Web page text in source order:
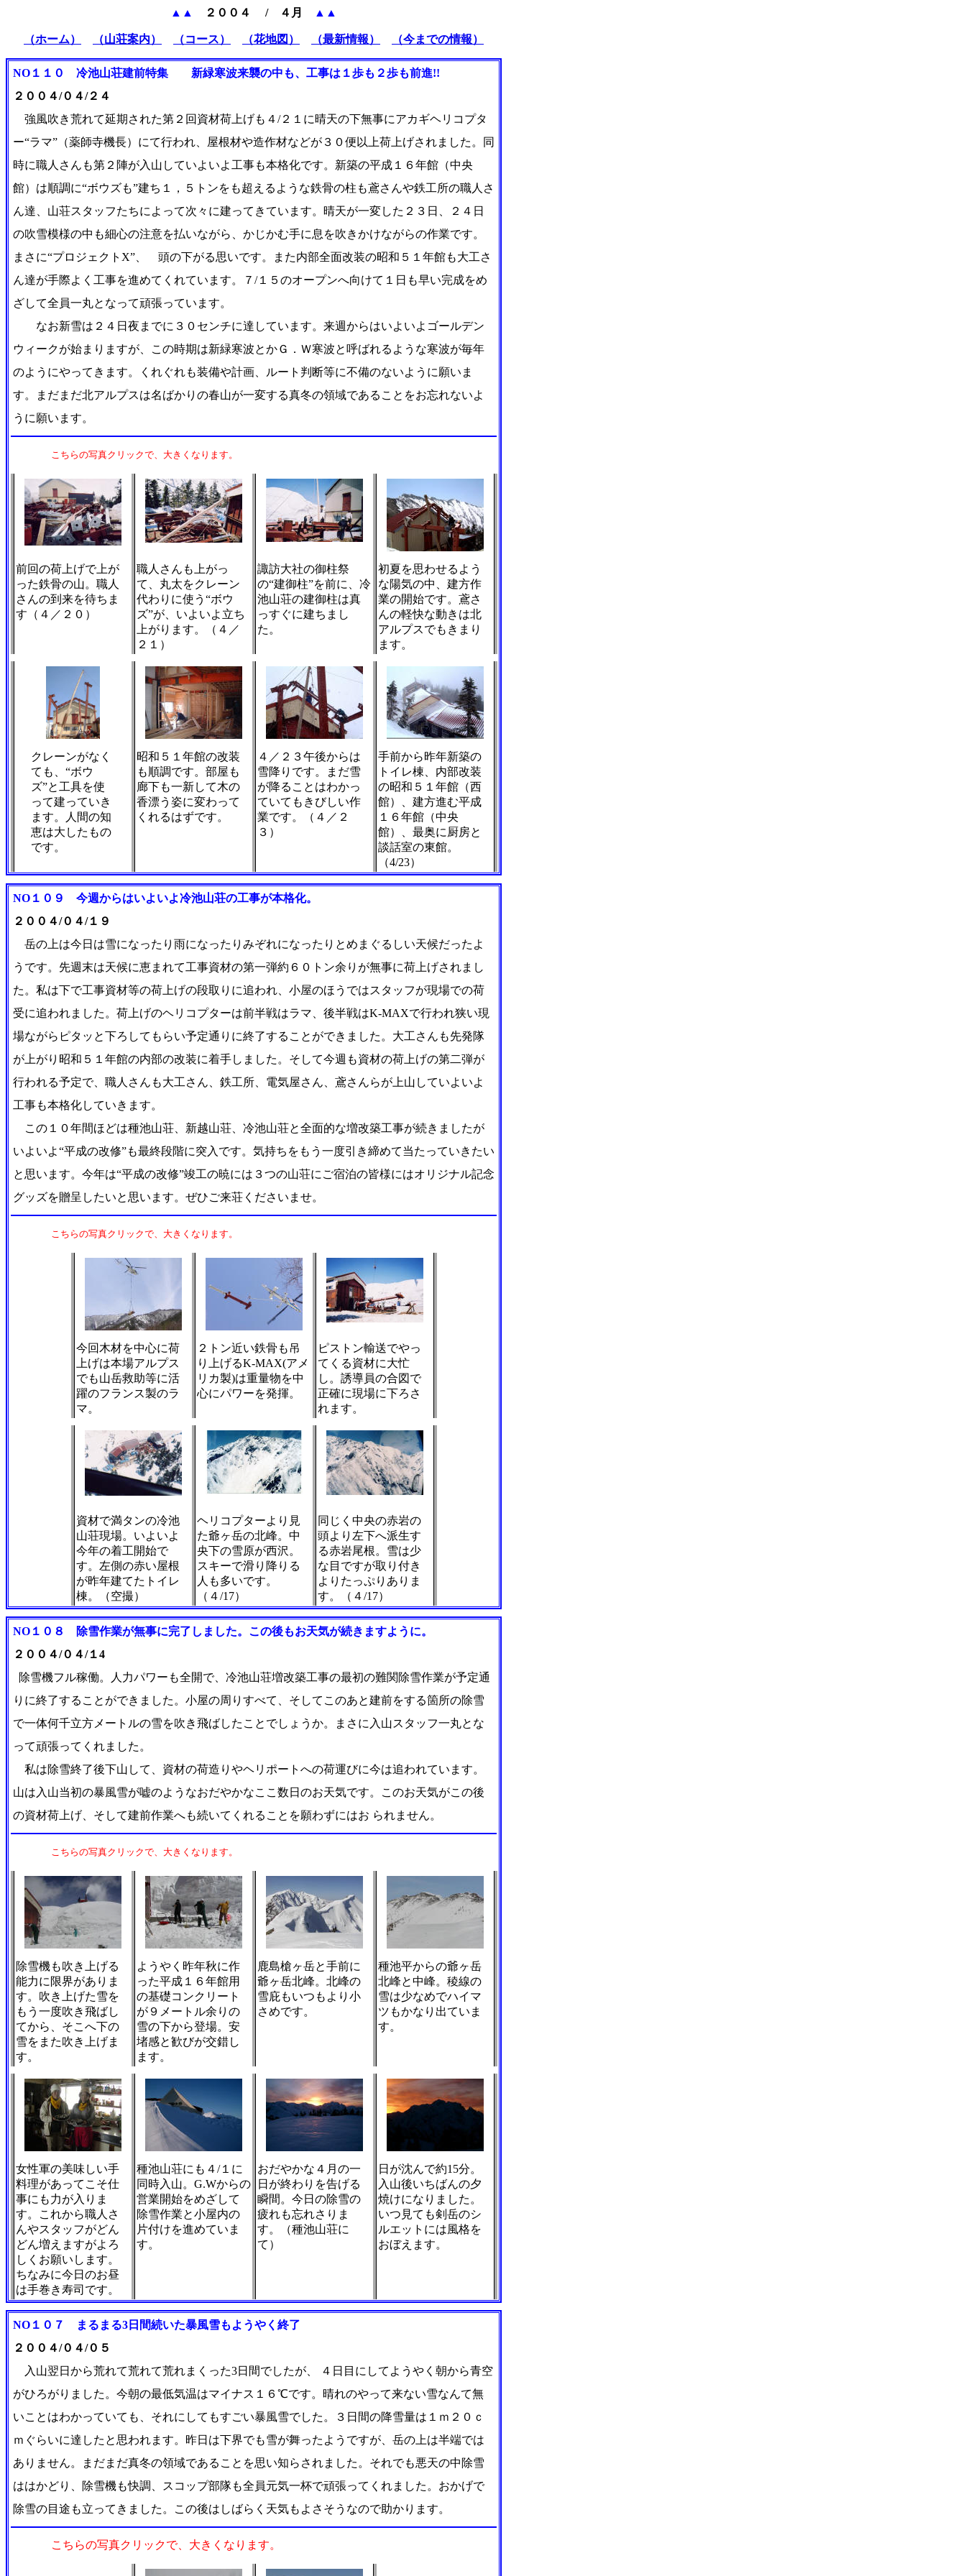
▲▲ ２００４ / ４月 ▲▲
（ホーム） （山荘案内） （コース） （花地図） （最新情報） （今までの情報）
NO１１０ 冷池山荘建前特集 新緑寒波来襲の中も、工事は１歩も２歩も前進!!
２００４/０４/２４
強風吹き荒れて延期された第２回資材荷上げも４/２１に晴天の下無事にアカギヘリコプタ
ー“ラマ”（薬師寺機長）にて行われ、屋根材や造作材などが３０便以上荷上げされました。同
時に職人さんも第２陣が入山していよいよ工事も本格化です。新築の平成１６年館（中央
館）は順調に“ボウズも”建ち１，５トンをも超えるような鉄骨の柱も鳶さんや鉄工所の職人さ
ん達、山荘スタッフたちによって次々に建ってきています。晴天が一変した２３日、２４日
の吹雪模様の中も細心の注意を払いながら、かじかむ手に息を吹きかけながらの作業です。
まさに“プロジェクトX”、 頭の下がる思いです。また内部全面改装の昭和５１年館も大工さ
ん達が手際よく工事を進めてくれています。７/１５のオープンへ向けて１日も早い完成をめ
ざして全員一丸となって頑張っています。
なお新雪は２４日夜までに３０センチに達しています。来週からはいよいよゴールデン
ウィークが始まりますが、この時期は新緑寒波とかＧ．Ｗ寒波と呼ばれるような寒波が毎年
のようにやってきます。くれぐれも装備や計画、ルート判断等に不備のないように願いま
す。まだまだ北アルプスは名ばかりの春山が一変する真冬の領域であることをお忘れないよ
うに願います。
こちらの写真クリックで、大きくなります。
前回の荷上げで上が
った鉄骨の山。職人
さんの到来を待ちま
す（４／２０）
職人さんも上がっ
て、丸太をクレーン
代わりに使う“ボウ
ズ”が、いよいよ立ち
上がります。（４／
２１）
諏訪大社の御柱祭
の“建御柱”を前に、冷
池山荘の建御柱は真
っすぐに建ちまし
た。
初夏を思わせるよう
な陽気の中、建方作
業の開始です。鳶さ
んの軽快な動きは北
アルプスでもきまり
ます。
クレーンがなく
ても、“ボウ
ズ”と工具を使
って建っていき
ます。人間の知
恵は大したもの
です。
昭和５１年館の改装
も順調です。部屋も
廊下も一新して木の
香漂う姿に変わって
くれるはずです。
４／２３午後からは
雪降りです。まだ雪
が降ることはわかっ
ていてもきびしい作
業です。（４／２
３）
手前から昨年新築の
トイレ棟、内部改装
の昭和５１年館（西
館）、建方進む平成
１６年館（中央
館）、最奥に厨房と
談話室の東館。
（4/23）
NO１０９ 今週からはいよいよ冷池山荘の工事が本格化。
２００４/０４/１９
岳の上は今日は雪になったり雨になったりみぞれになったりとめまぐるしい天候だったよ
うです。先週末は天候に恵まれて工事資材の第一弾約６０トン余りが無事に荷上げされまし
た。私は下で工事資材等の荷上げの段取りに追われ、小屋のほうではスタッフが現場での荷
受に追われました。荷上げのヘリコプターは前半戦はラマ、後半戦はK-MAXで行われ狭い現
場ながらピタッと下ろしてもらい予定通りに終了することができました。大工さんも先発隊
が上がり昭和５１年館の内部の改装に着手しました。そして今週も資材の荷上げの第二弾が
行われる予定で、職人さんも大工さん、鉄工所、電気屋さん、鳶さんらが上山していよいよ
工事も本格化していきます。
この１０年間ほどは種池山荘、新越山荘、冷池山荘と全面的な増改築工事が続きましたが
いよいよ“平成の改修”も最終段階に突入です。気持ちをもう一度引き締めて当たっていきたい
と思います。今年は“平成の改修”竣工の暁には３つの山荘にご宿泊の皆様にはオリジナル記念
グッズを贈呈したいと思います。ぜひご来荘くださいませ。
こちらの写真クリックで、大きくなります。
今回木材を中心に荷
上げは本場アルプス
でも山岳救助等に活
躍のフランス製のラ
マ。
２トン近い鉄骨も吊
り上げるK-MAX(アメ
リカ製)は重量物を中
心にパワーを発揮。
ピストン輸送でやっ
てくる資材に大忙
し。誘導員の合図で
正確に現場に下ろさ
れます。
資材で満タンの冷池
山荘現場。いよいよ
今年の着工開始で
す。左側の赤い屋根
が昨年建てたトイレ
棟。（空撮）
ヘリコプターより見
た爺ヶ岳の北峰。中
央下の雪原が西沢。
スキーで滑り降りる
人も多いです。
（４/17）
同じく中央の赤岩の
頭より左下へ派生す
る赤岩尾根。雪は少
な目ですが取り付き
よりたっぷりありま
す。（４/17）
NO１０８ 除雪作業が無事に完了しました。この後もお天気が続きますように。
２００４/０４/１4
除雪機フル稼働。人力パワーも全開で、冷池山荘増改築工事の最初の難関除雪作業が予定通
りに終了することができました。小屋の周りすべて、そしてこのあと建前をする箇所の除雪
で一体何千立方メートルの雪を吹き飛ばしたことでしょうか。まさに入山スタッフ一丸とな
って頑張ってくれました。
私は除雪終了後下山して、資材の荷造りやヘリポートへの荷運びに今は追われています。
山は入山当初の暴風雪が嘘のようなおだやかなここ数日のお天気です。このお天気がこの後
の資材荷上げ、そして建前作業へも続いてくれることを願わずにはお られません。
こちらの写真クリックで、大きくなります。
除雪機も吹き上げる
能力に限界がありま
す。吹き上げた雪を
もう一度吹き飛ばし
てから、そこへ下の
雪をまた吹き上げま
す。
ようやく昨年秋に作
った平成１６年館用
の基礎コンクリート
が９メートル余りの
雪の下から登場。安
堵感と歓びが交錯し
ます。
鹿島槍ヶ岳と手前に
爺ヶ岳北峰。北峰の
雪庇もいつもより小
さめです。
種池平からの爺ヶ岳
北峰と中峰。稜線の
雪は少なめでハイマ
ツもかなり出ていま
す。
女性軍の美味しい手
料理があってこそ仕
事にも力が入りま
す。これから職人さ
んやスタッフがどん
どん増えますがよろ
しくお願いします。
ちなみに今日のお昼
は手巻き寿司です。
種池山荘にも４/１に
同時入山。 G.Wからの
営業開始をめざして
除雪作業と小屋内の
片付けを進めていま
す。
おだやかな４月の一
日が終わりを告げる
瞬間。今日の除雪の
疲れも忘れさりま
す。（種池山荘に
て）
日が沈んで約15分。
入山後いちばんの夕
焼けになりました。
いつ見ても剣岳のシ
ルエットには風格を
おぼえます。
NO１０７
まるまる3日間続いた暴風雪もようやく終了
２００４/０４/０５
入山翌日から荒れて荒れて荒れまくった3日間でしたが、 ４日目にしてようやく朝から青空
がひろがりました。今朝の最低気温はマイナス１６℃です。晴れのやって来ない雪なんて無
いことはわかっていても、それにしてもすごい暴風雪でした。３日間の降雪量は１ｍ２０ｃ
ｍぐらいに達したと思われます。昨日は下界でも雪が舞ったようですが、岳の上は半端では
ありません。まだまだ真冬の領域であることを思い知らされました。それでも悪天の中除雪
ははかどり、除雪機も快調、スコップ部隊も全員元気一杯で頑張ってくれました。おかげで
除雪の目途も立ってきました。この後はしばらく天気もよさそうなので助かります。
こちらの写真クリックで、大きくなります。